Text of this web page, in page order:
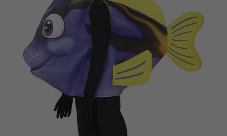
CRIAR CONTA